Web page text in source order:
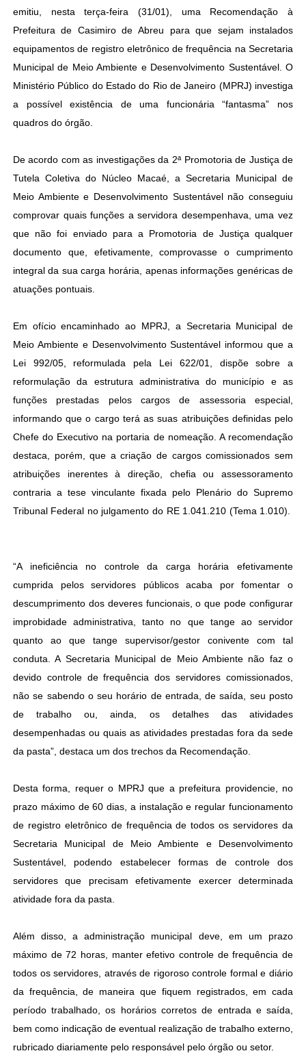
emitiu, nesta terça-feira (31/01), uma Recomendação à
Prefeitura de Casimiro de Abreu para que sejam instalados
equipamentos de registro eletrônico de frequência na Secretaria
Municipal de Meio Ambiente e Desenvolvimento Sustentável. O
Ministério Público do Estado do Rio de Janeiro (MPRJ) investiga
a possível existência de uma funcionária “fantasma” nos
quadros do órgão.
De acordo com as investigações da 2ª Promotoria de Justiça de
Tutela Coletiva do Núcleo Macaé, a Secretaria Municipal de
Meio Ambiente e Desenvolvimento Sustentável não conseguiu
comprovar quais funções a servidora desempenhava, uma vez
que não foi enviado para a Promotoria de Justiça qualquer
documento que, efetivamente, comprovasse o cumprimento
integral da sua carga horária, apenas informações genéricas de
atuações pontuais.
Em ofício encaminhado ao MPRJ, a Secretaria Municipal de
Meio Ambiente e Desenvolvimento Sustentável informou que a
Lei 992/05, reformulada pela Lei 622/01, dispõe sobre a
reformulação da estrutura administrativa do município e as
funções prestadas pelos cargos de assessoria especial,
informando que o cargo terá as suas atribuições definidas pelo
Chefe do Executivo na portaria de nomeação. A recomendação
destaca, porém, que a criação de cargos comissionados sem
atribuições inerentes à direção, chefia ou assessoramento
contraria a tese vinculante fixada pelo Plenário do Supremo
Tribunal Federal no julgamento do RE 1.041.210 (Tema 1.010).
“A ineficiência no controle da carga horária efetivamente
cumprida pelos servidores públicos acaba por fomentar o
descumprimento dos deveres funcionais, o que pode configurar
improbidade administrativa, tanto no que tange ao servidor
quanto ao que tange supervisor/gestor conivente com tal
conduta. A Secretaria Municipal de Meio Ambiente não faz o
devido controle de frequência dos servidores comissionados,
não se sabendo o seu horário de entrada, de saída, seu posto
de trabalho ou, ainda, os detalhes das atividades
desempenhadas ou quais as atividades prestadas fora da sede
da pasta”, destaca um dos trechos da Recomendação.
Desta forma, requer o MPRJ que a prefeitura providencie, no
prazo máximo de 60 dias, a instalação e regular funcionamento
de registro eletrônico de frequência de todos os servidores da
Secretaria Municipal de Meio Ambiente e Desenvolvimento
Sustentável, podendo estabelecer formas de controle dos
servidores que precisam efetivamente exercer determinada
atividade fora da pasta.
Além disso, a administração municipal deve, em um prazo
máximo de 72 horas, manter efetivo controle de frequência de
todos os servidores, através de rigoroso controle formal e diário
da frequência, de maneira que fiquem registrados, em cada
período trabalhado, os horários corretos de entrada e saída,
bem como indicação de eventual realização de trabalho externo,
rubricado diariamente pelo responsável pelo órgão ou setor.